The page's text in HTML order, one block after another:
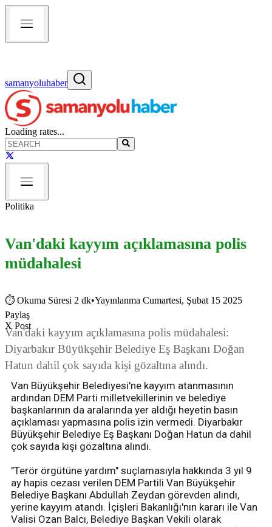
samanyoluhaber
Loading rates...
Politika
Van'daki kayyım açıklamasına polis
müdahalesi
⏱ Okuma Süresi 2 dk•Yayınlanma Cumartesi, Şubat 15 2025
Paylaş
X Post
Van'daki kayyım açıklamasına polis müdahalesi:
Diyarbakır Büyükşehir Belediye Eş Başkanı Doğan
Hatun dahil çok sayıda kişi gözaltına alındı.
Van Büyükşehir Belediyesi'ne kayyım atanmasının
ardından DEM Parti milletvekillerinin ve belediye
başkanlarının da aralarında yer aldığı heyetin basın
açıklaması yapmasına polis izin vermedi. Diyarbakır
Büyükşehir Belediye Eş Başkanı Doğan Hatun da dahil
çok sayıda kişi gözaltına alındı.
"Terör örgütüne yardım" suçlamasıyla hakkında 3 yıl 9
ay hapis cezası verilen DEM Partili Van Büyükşehir
Belediye Başkanı Abdullah Zeydan görevden alındı,
yerine kayyım atandı. İçişleri Bakanlığı'nın kararı ile Van
Valisi Ozan Balcı, Belediye Başkan Vekili olarak